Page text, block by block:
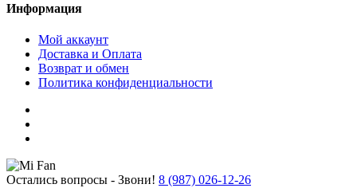
Информация
Мой аккаунт
Доставка и Оплата
Возврат и обмен
Политика конфиденциальности
Остались вопросы - Звони! 8 (987) 026-12-26